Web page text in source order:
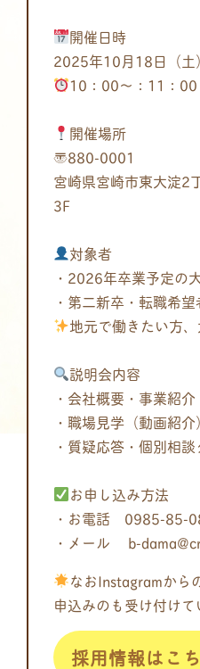
開催日時
2025年10月18日（土）
10：00～：11：00
開催場所
〒880-0001
宮崎県宮崎市東大淀
3F
対象者
・2026年卒業予定の
・第二新卒・転職希望
地元で働きたい方、
説明会内容
・会社概要・事業紹介
・職場見学（動画紹介）
・質疑応答・個別相
お申し込み方法
・お電話 0985-85-
・メール b-
なおInstagramから
申込みのも受け付けて
採用情報はこ